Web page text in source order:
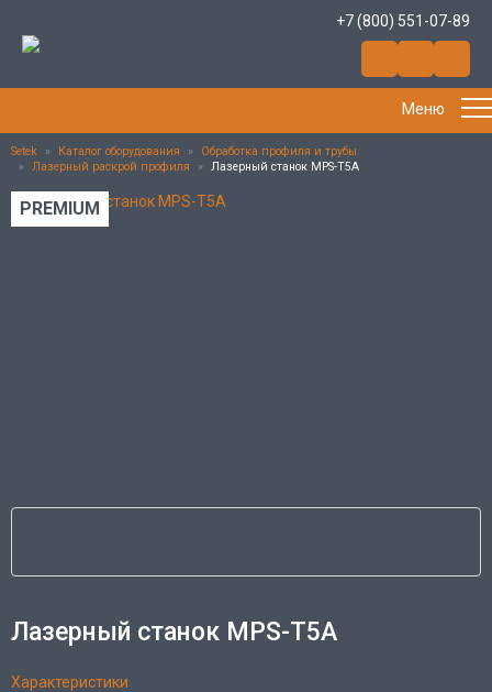
+7 (800) 551-07-89
Меню
Setek » Каталог оборудования »
Обработка профиля и трубы
»
Лазерный раскрой профиля » Лазерный станок MPS-T5A
PREMIUM
Лазерный станок MPS-T5A
Характеристики